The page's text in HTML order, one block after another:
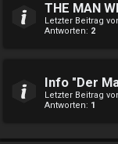
THE MAN
Letzter Beitrag
Antworten: 2
Info "Der
Letzter Beitrag
Antworten: 1